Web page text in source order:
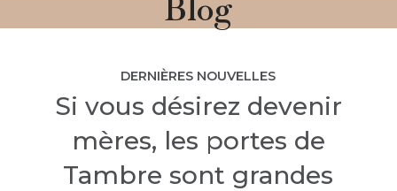
Blog
DERNIÈRES NOUVELLES
Si vous désirez devenir
mères, les portes de
Tambre sont grandes